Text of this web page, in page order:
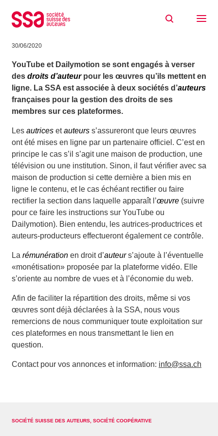
Faites-le nous savoir.
30/06/2020
YouTube et Dailymotion se sont engagés à verser
des droits d’auteurpour les œuvres qu’ils mettent en
ligne. La SSA est associée à deux sociétés d’auteurs
françaises pour la gestion des droits de ses
membres sur ces plateformes.
Les autrices etauteurs s’assureront que leurs œuvres
ont été mises en ligne par un partenaire officiel. C’est en
principe le cas s’il s’agit une maison de production, une
télévision ou une institution. Sinon, il faut vérifier avec sa
maison de production si cette dernière a bien mis en
ligne le contenu, et le cas échéant rectifier ou faire
rectifier la section dans laquelle apparaît l’œuvre (suivre
pour ce faire les instructions sur YouTube ou
Dailymotion). Bien entendu, les autrices-productrices et
auteurs-producteurs effectueront également ce contrôle.
La rémunération en droit d’auteurs’ajoute à l’éventuelle
«monétisation» proposée par la plateforme vidéo. Elle
s’oriente au nombre de vues et à l’économie du web.
Afin de faciliter la répartition des droits, même si vos
œuvres sont déjà déclarées à la SSA, nous vous
remercions de nous communiquer toute exploitation sur
ces plateformes en nous transmettant le lien en
question.
Contact pour vos annonces et information: info@ssa.ch
SOCIÉTÉ SUISSE DES AUTEURS, SOCIÉTÉ COOPÉRATIVE